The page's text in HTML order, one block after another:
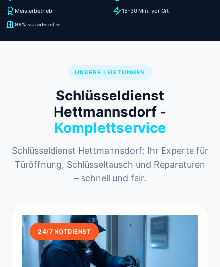
Meisterbetrieb
15-30 Min. vor Ort
99% schadensfrei
UNSERE LEISTUNGEN
Schlüsseldienst
Hettmannsdorf -
Komplettservice
Schlüsseldienst Hettmannsdorf: Ihr Experte für
Türöffnung, Schlüsseltausch und Reparaturen
– schnell und fair.
24/7 NOTDIENST